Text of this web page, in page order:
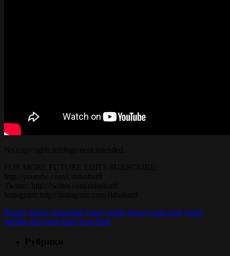
Boasty boasty dancehall boasty remix boasty sean paul boasty
stefflon don Idris Elba Sean Paul